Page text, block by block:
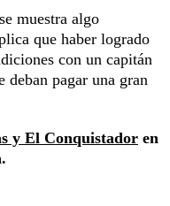
muestra algo
que haber logrado
con un capitán
deban pagar una gran
y El Conquistador en